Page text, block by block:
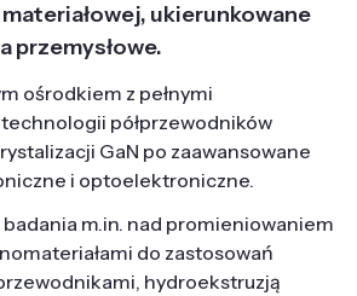
ukierunkowane
przemysłowe.
ośrodkiem z pełnymi
półprzewodników
GaN po zaawansowane
i optoelektroniczne.
m.in. nad promieniowaniem
do zastosowań
hydroekstruzją